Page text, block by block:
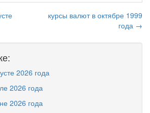
курсы валют в октябре 1999
года →
2026 года
2026 года
2026 года